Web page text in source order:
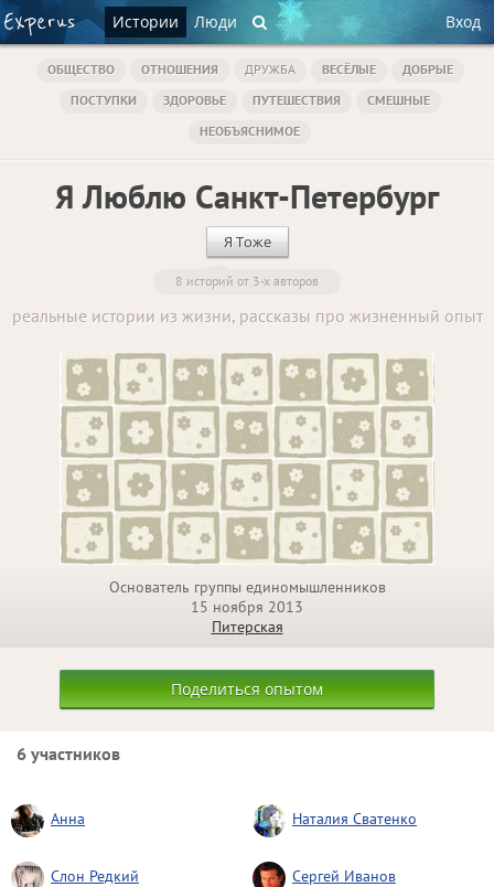
Истории Люди Вход
ОБЩЕСТВО ОТНОШЕНИЯ ДРУЖБА ВЕСЁЛЫЕ
ДОБРЫЕ
ПОСТУПКИ
ЗДОРОВЬЕ ПУТЕШЕСТВИЯ
СМЕШНЫЕ
НЕОБЪЯСНИМОЕ
Я Люблю Санкт-Петербург
Я Тоже
8 историй от 3-х авторов
реальные истории из жизни, рассказы про жизненный опыт
Основатель группы единомышленников
15 ноября 2013
Питерская
Поделиться опытом
6 участников
Анна Наталия Сватенко
Слон Редкий Сергей Иванов